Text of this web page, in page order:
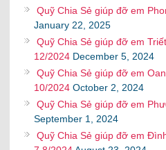
Quỹ Chia Sẻ giúp đỡ em
January 22, 2025
Quỹ Chia Sẻ giúp đỡ em
12/2024 December 5, 2024
Quỹ Chia Sẻ giúp đỡ em
10/2024 October 2, 2024
Quỹ Chia Sẻ giúp đỡ em
September 1, 2024
Quỹ Chia Sẻ giúp đỡ em